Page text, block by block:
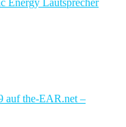
Energy Lautsprecher